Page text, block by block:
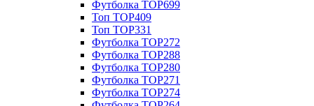
Футболка TOP699
Топ TOP409
Топ TOP331
Футболка TOP272
Футболка TOP288
Футболка TOP280
Футболка TOP271
Футболка TOP274